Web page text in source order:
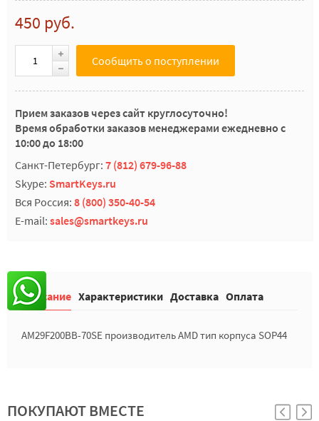
450 руб.
Сообщить о поступлении
Прием заказов через сайт круглосуточно!
Время обработки заказов менеджерами ежедневно с
10:00 до 18:00
Санкт-Петербург: 7 (812) 679-96-88
Skype: SmartKeys.ru
Вся Россия: 8 (800) 350-40-54
E-mail: sales@smartkeys.ru
Описание Характеристики Доставка Оплата
AM29F200BB-70SE производитель AMD тип корпуса SOP44
ПОКУПАЮТ ВМЕСТЕ